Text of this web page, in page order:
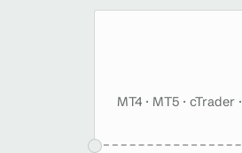
MT4 · MT5 ·